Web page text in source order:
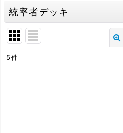
統率者デッキ
5件